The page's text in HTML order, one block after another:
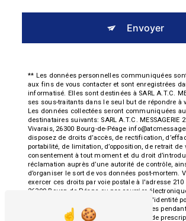
Envoyer
** Les données personnelles communiquées
aux fins de vous contacter et sont enregistrées
informatisé. Elles sont destinées à SARL A.T.C.
ses sous-traitants dans le seul but de répondre à
Les données collectées seront communiquées
destinataires suivants: SARL A.T.C. MESSAGERIE
Vivarais, 26300 Bourg-de-Péage
disposez de droits d’accès, de rectification,
portabilité, de limitation, d’opposition, de retrait de
consentement à tout moment et du droit
réclamation auprès d’une autorité de contrôle,
d’organiser le sort de vos données post-mortem.
exercer ces droits par voie postale à l'adresse
26300 Bourg-de-Péage ou par courrier
info@atcmessagerie.fr. Un justificatif d'identité
demandé. Nous conservons vos données
prise de contact puis pendant la durée de